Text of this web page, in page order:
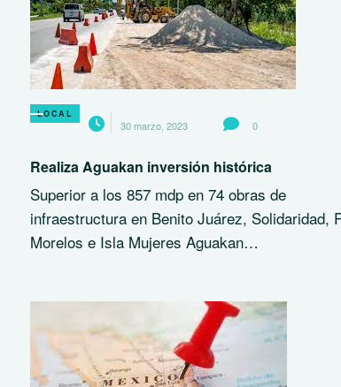
LOCAL
30 marzo, 2023 0
Realiza Aguakan inversión histórica
Superior a los 857 mdp en 74 obras de
infraestructura en Benito Juárez, Solidaridad,
Morelos e Isla Mujeres Aguakan…